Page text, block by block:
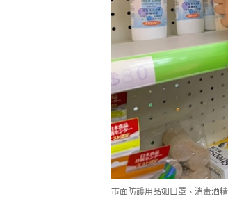
市面防護用品如口罩、消毒酒